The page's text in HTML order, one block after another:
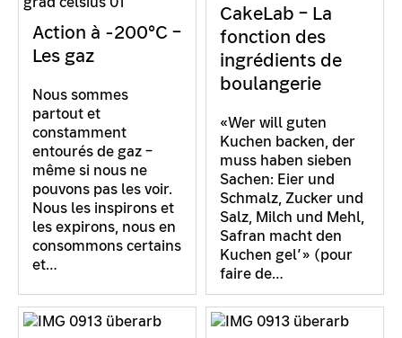
Action à -200°C –
Les gaz
Nous sommes
partout et
constamment
entourés de gaz –
même si nous ne
pouvons pas les voir.
Nous les inspirons et
les expirons, nous en
consommons certains
et…
CakeLab – La
fonction des
ingrédients de
boulangerie
«Wer will guten
Kuchen backen, der
muss haben sieben
Sachen: Eier und
Schmalz, Zucker und
Salz, Milch und Mehl,
Safran macht den
Kuchen gel’» (pour
faire de…